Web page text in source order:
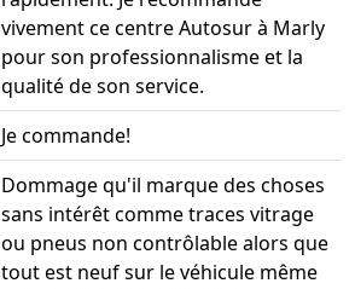
vivement ce centre Autosur à Marly
pour son professionnalisme et la
qualité de son service.
Je commande!
Dommage qu'il marque des choses
sans intérêt comme traces vitrage
ou pneus non contrôlable alors que
tout est neuf sur le véhicule même